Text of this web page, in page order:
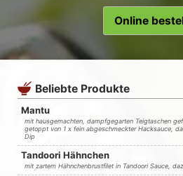
Online
Beliebte Produkte
Mantu
mit hausgemachten, dampfgegarten Teigtaschen
getoppt von 1 x fein abgeschmeckter Hacksauce,
Dip
Tandoori Hähnchen
mit zartem Hähnchenbrustfilet in Tandoori Sauce,